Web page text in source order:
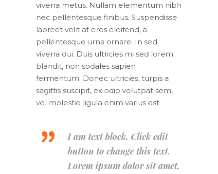
viverra metus. Nullam elementum nibh
nec pellentesque finibus. Suspendisse
laoreet velit at eros eleifend, a
pellentesque urna ornare. In sed
viverra dui. Duis ultricies mi sed lorem
blandit, non sodales sapien
fermentum. Donec ultricies, turpis a
sagittis suscipit, ex odio volutpat sem,
vel molestie ligula enim varius est.
I am text block. Click edit
button to change this text.
Lorem ipsum dolor sit amet,